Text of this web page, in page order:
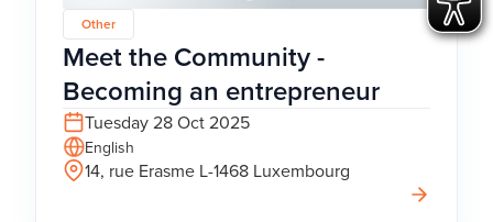
Other
Meet the Community -
Becoming an entrepreneur
Tuesday 28 Oct 2025
English
14, rue Erasme L-1468 Luxembourg